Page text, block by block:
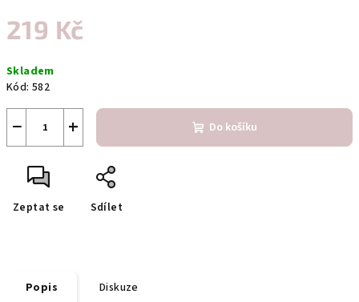
219 Kč
cena:
Skladem
Kód: 582
+
− Do košíku
Zeptat se Sdílet
Popis Diskuze